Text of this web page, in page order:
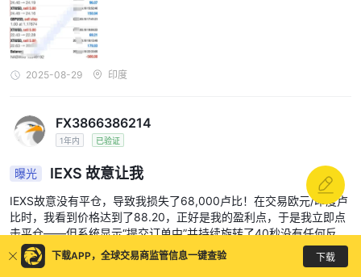
两个月了还没有结果？印度用户应该完全避开这种随意冻结账户且无
人监管的平台！
2025-08-29 印度
FX3866386214
1年内 已验证
曝光 IEXS 故意让我
IEXS故意没有平仓，导致我损失了68,000卢比！在交易欧元/印度卢
比时，我看到价格达到了88.20，正好是我的盈利点，于是我立即点
击平仓——但系统显示“提交订单中”并持续旋转了40秒没有任何反
应！等到订单完成时，价格已经变动到87.76，相差44个点，造成了
22,000卢比的损失。我在74.50下了买单，刚点击确认，系统就卡顿
下载APP，全球交易商监管信息一键查验 下载